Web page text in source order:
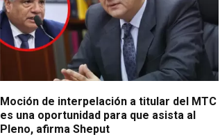
Moción de interpelación a titular del MTC
es una oportunidad para que asista al
Pleno, afirma Sheput